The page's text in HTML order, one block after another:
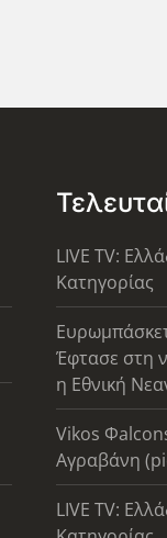
LIVE TV:
Κατηγορίας
Έφτασε στη
η Εθνική
Vikos
Αγραβάνη
LIVE TV: